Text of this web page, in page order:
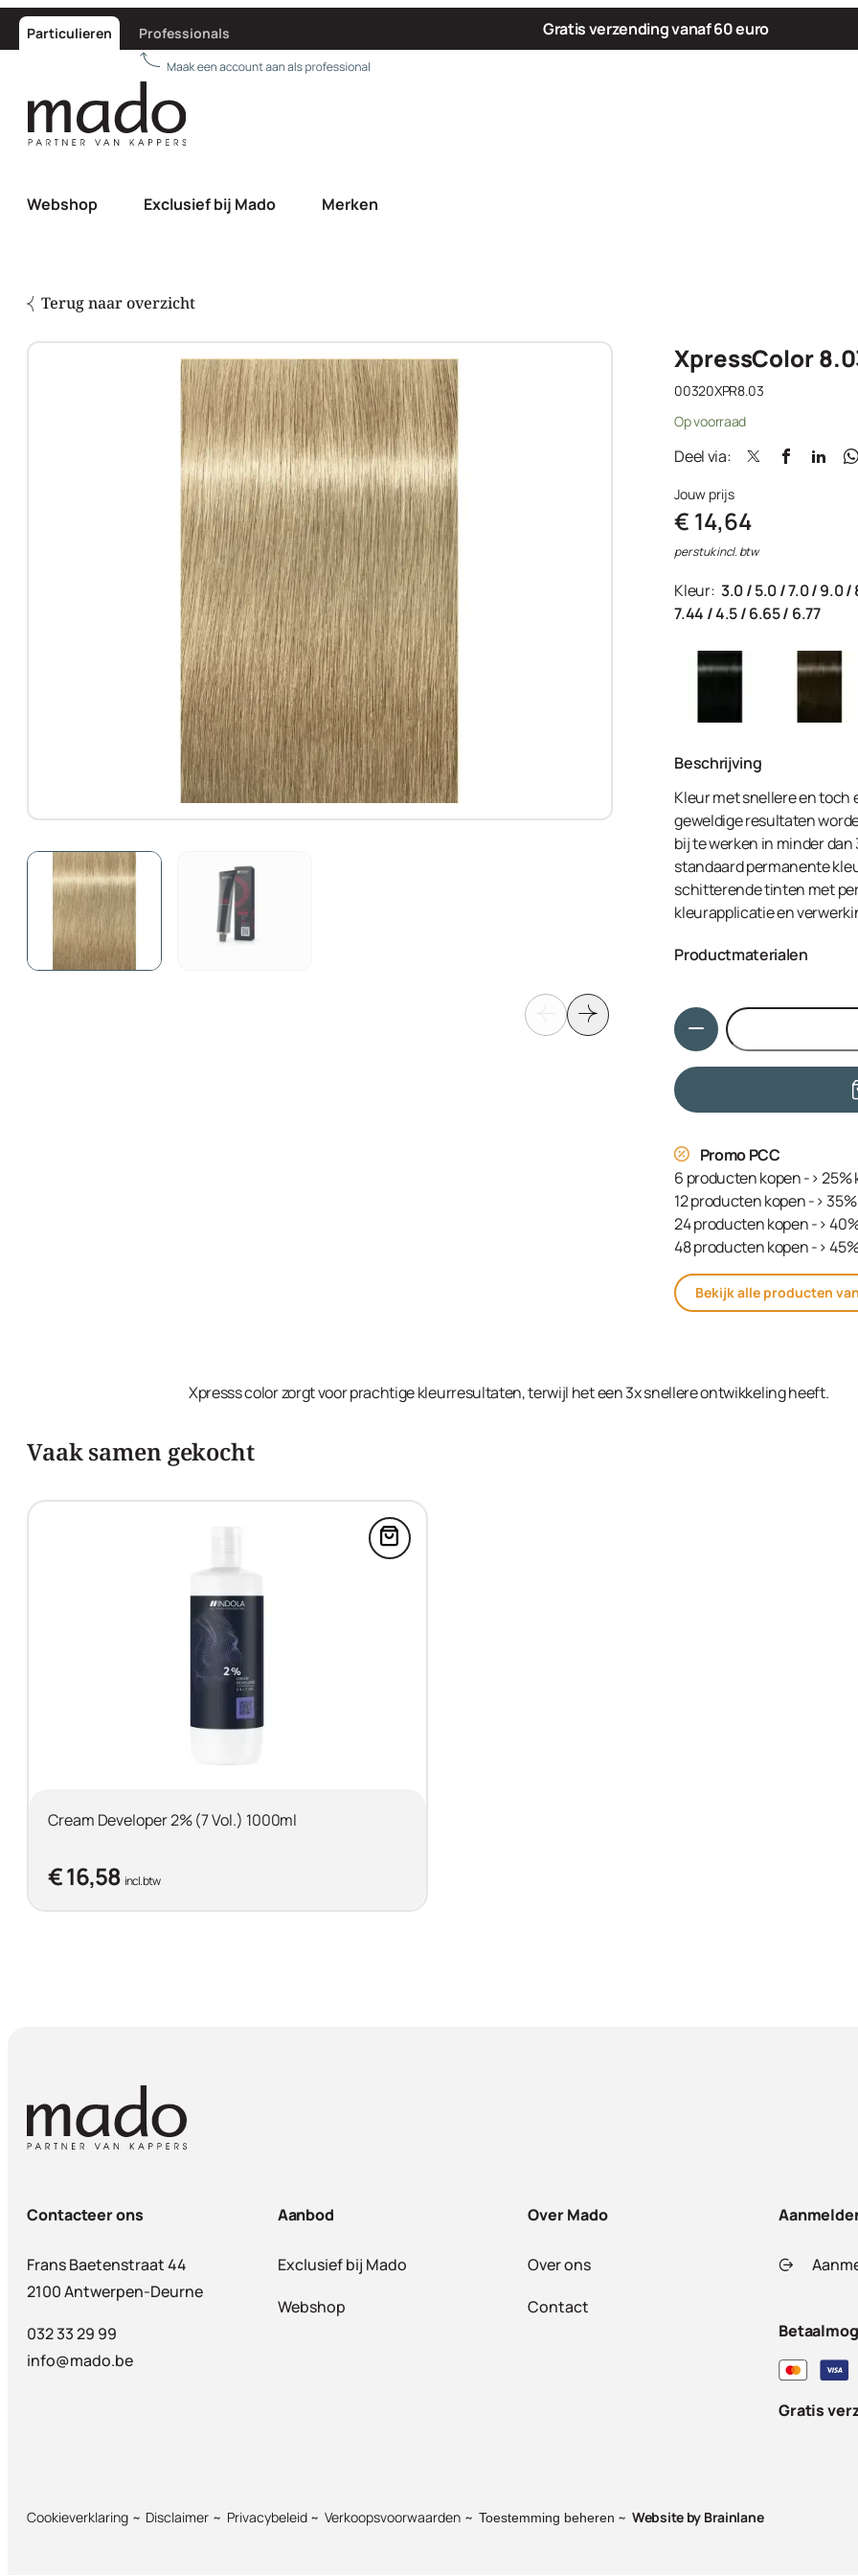
Particulieren Professionals Gratis verzending vanaf 60 euro
Webshop Exclusief bij Mado Merken
Terug naar overzicht
XpressColor
00320XPR8.03
Op voorraad
Deel via:
Jouw prijs
€ 14,64
per stuk incl. btw
Kleur: 3.0/5.0/7.0/9.0/
7.44 /4.5/6.65/ 6.77
Beschrijving
Kleur met snellere en
geweldige resultaten
bij te werken in minder
standaard permanente
schitterende tinten met
kleurapplicatie en
Productmaterialen
Ethanolamine,
Serine, Sodium Sulfite,
PEG-12 Allyl Ether,
Sodium Chloride,
Hoeveelheid
Promo PCC
6 producten kopen -> 25%
12 producten kopen ->
24 producten kopen ->
48 producten kopen ->
Bekijk alle producten
Xpresss color zorgt voor prachtige kleurresultaten, terwijl het een 3x snellere ontwikkeling heeft.
Vaak samen gekocht
Voeg Cream Developer 2% (7 Vol.) 1000ml in de
Cream Developer 2% (7 Vol.) 1000ml
€ 16,58 incl. btw
Contacteer ons
Frans Baetenstraat 44
2100 Antwerpen-Deurne
032 33 29 99
info@mado.be
Aanbod
Exclusief bij Mado
Webshop
Over Mado
Over ons
Contact
Gratis
Cookieverklaring Disclaimer Privacybeleid Verkoopsvoorwaarden Toestemming beheren Website by Brainlane